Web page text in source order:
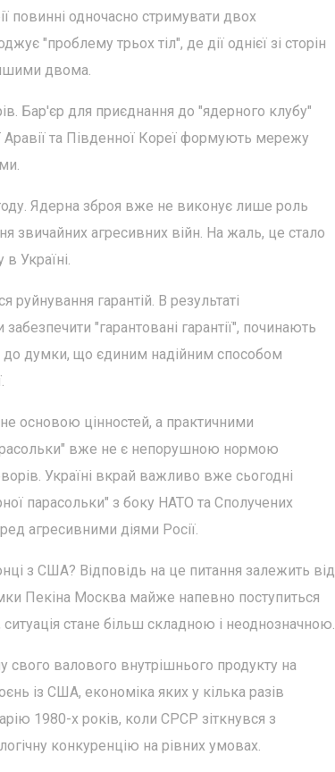
повинні одночасно стримувати двох
"проблему трьох тіл", де дії однієї зі сторін
двома.
Бар'єр для приєднання до "ядерного клубу"
Аравії та Південної Кореї формують мережу
Ядерна зброя вже не виконує лише роль
звичайних агресивних війн. На жаль, це стало
Україні.
гарантій. В результаті
"гарантовані гарантії", починають
до думки, що єдиним надійним способом
основою цінностей, а практичними
вже не є непорушною нормою
Україні вкрай важливо вже сьогодні
парасольки" з боку НАТО та Сполучених
агресивними діями Росії.
з США? Відповідь на це питання залежить від
Пекіна Москва майже напевно поступиться
стане більш складною і неоднозначною.
свого валового внутрішнього продукту на
із США, економіка яких у кілька разів
1980-х років, коли СРСР зіткнувся з
конкуренцію на рівних умовах.